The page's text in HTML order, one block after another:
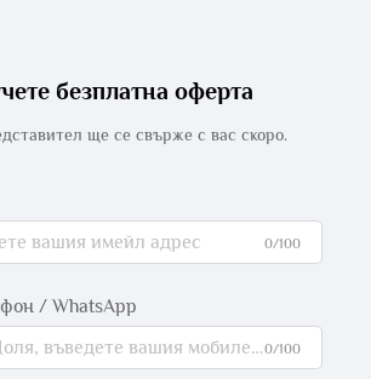
безплатна оферта
ще се свърже с вас скоро.
0/100
/ WhatsApp
0/100